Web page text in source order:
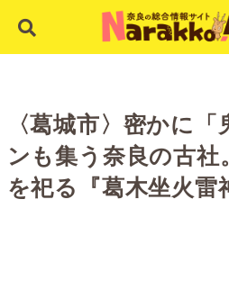
〈葛城市〉密かに
ンも集う奈良の古
を祀る『葛木坐火雷